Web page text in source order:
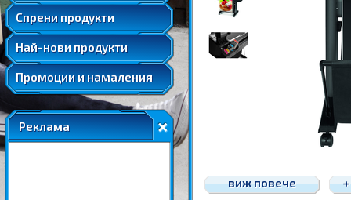
Спрени продукти
Удължени и допълнителни гаранции
Най-нови продукти
Промоции и намаления
Реклама
виж повече